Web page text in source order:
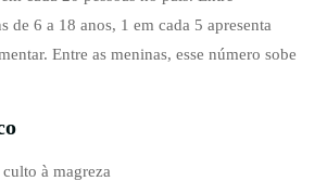
de 6 a 18 anos, 1 em cada 5 apresenta
Entre as meninas, esse número sobe
à magreza